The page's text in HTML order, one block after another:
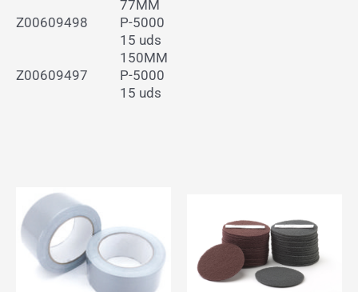
Z00609498
77MM
P-5000
15 uds
Z00609497
150MM
P-5000
15 uds